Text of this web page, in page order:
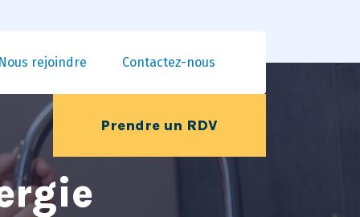
Nous rejoindre Contactez-nous
Prendre un RDV